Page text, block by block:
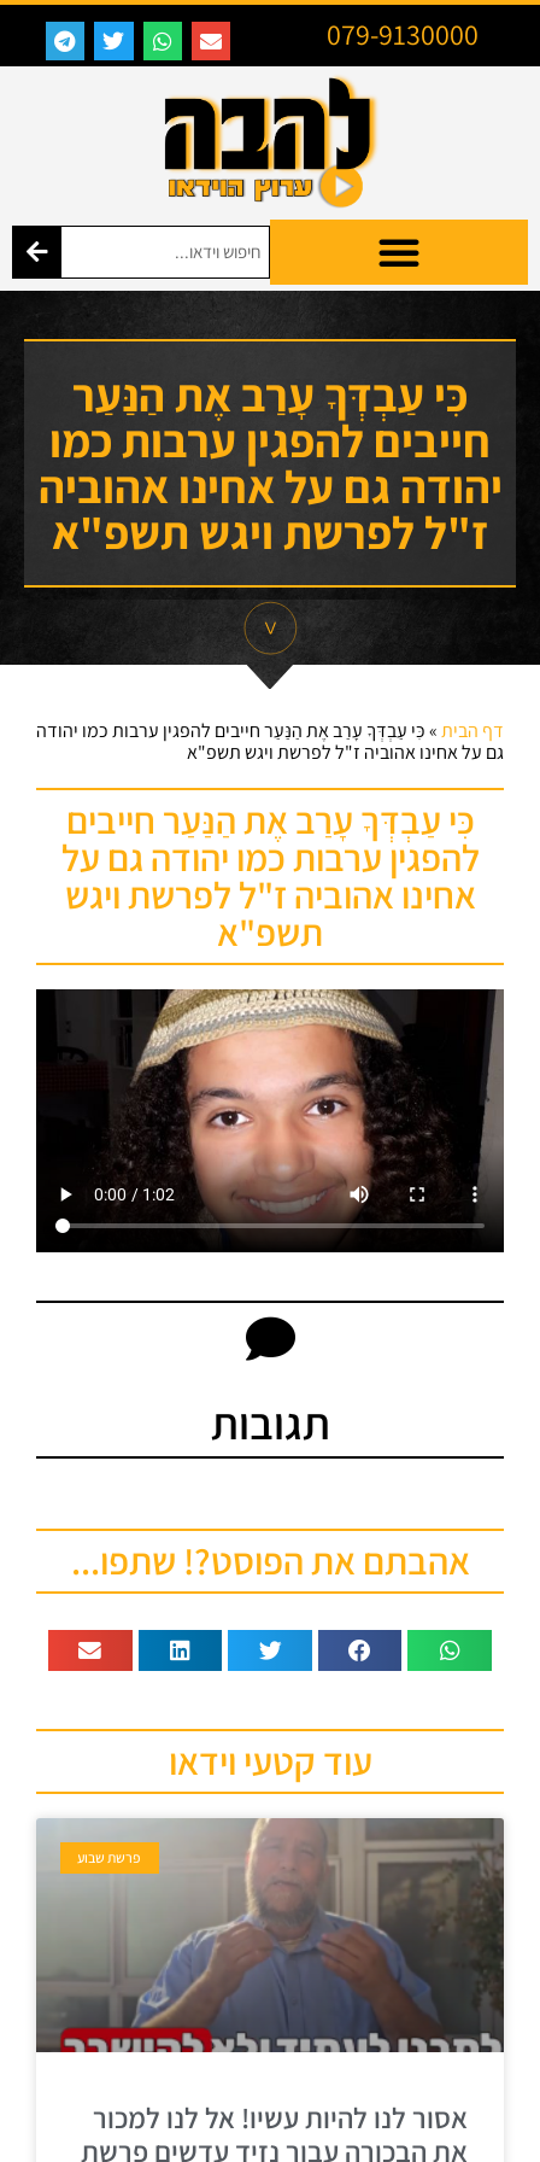
079-9130000
כִּי עַבְדְּךָ עָרַב אֶת הַנַּעַר
חייבים להפגין ערבות כמו
יהודה גם על אחינו אהוביה
ז"ל לפרשת ויגש תשפ"א
דף הבית»כִּי עַבְדְּךָ עָרַב אֶת הַנַּעַר חייבים להפגין ערבות כמו יהודה
גם על אחינו אהוביה ז"ל לפרשת ויגש תשפ"א
כִּי עַבְדְּךָ עָרַב אֶת הַנַּעַר חייבים
להפגין ערבות כמו יהודה גם על
אחינו אהוביה ז"ל לפרשת ויגש
תשפ"א
תגובות
אהבתם את הפוסט?! שתפו...
עוד קטעי וידאו
פרשת שבוע
אסור לנו להיות עשיו! אל לנו למכור
את הבכורה עבור נזיד עדשים פרשת